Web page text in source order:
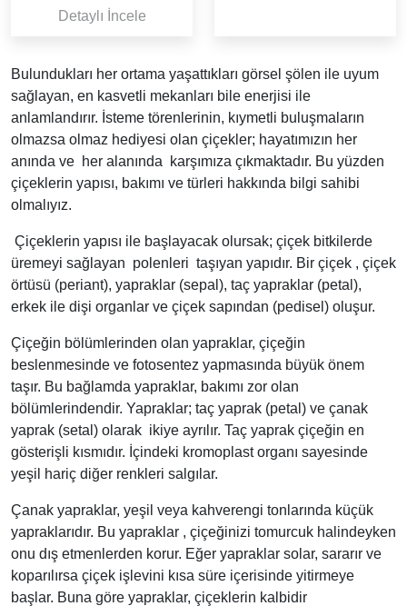
Detaylı İncele
Bulundukları her ortama yaşattıkları görsel şölen ile uyum
sağlayan, en kasvetli mekanları bile enerjisi ile
anlamlandırır. İsteme törenlerinin, kıymetli buluşmaların
olmazsa olmaz hediyesi olan çiçekler; hayatımızın her
anında ve her alanında karşımıza çıkmaktadır. Bu yüzden
çiçeklerin yapısı, bakımı ve türleri hakkında bilgi sahibi
olmalıyız.
Çiçeklerin yapısı ile başlayacak olursak; çiçek bitkilerde
üremeyi sağlayan polenleri taşıyan yapıdır. Bir çiçek , çiçek
örtüsü (periant), yapraklar (sepal), taç yapraklar (petal),
erkek ile dişi organlar ve çiçek sapından (pedisel) oluşur.
Çiçeğin bölümlerinden olan yapraklar, çiçeğin
beslenmesinde ve fotosentez yapmasında büyük önem
taşır. Bu bağlamda yapraklar, bakımı zor olan
bölümlerindendir. Yapraklar; taç yaprak (petal) ve çanak
yaprak (setal) olarak ikiye ayrılır. Taç yaprak çiçeğin en
gösterişli kısmıdır. İçindeki kromoplast organı sayesinde
yeşil hariç diğer renkleri salgılar.
Çanak yapraklar, yeşil veya kahverengi tonlarında küçük
yapraklarıdır. Bu yapraklar , çiçeğinizi tomurcuk halindeyken
onu dış etmenlerden korur. Eğer yapraklar solar, sararır ve
koparılırsa çiçek işlevini kısa süre içerisinde yitirmeye
başlar. Buna göre yapraklar, çiçeklerin kalbidir